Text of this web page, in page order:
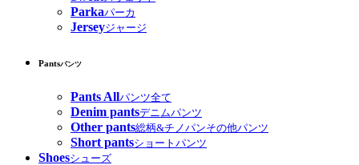
Parkaパーカ
Jerseyジャージ
Pantsパンツ
Pants Allパンツ全て
Denim pantsデニムパンツ
Other pants総柄&チノパンその他パンツ
Short pantsショートパンツ
Shoesシューズ